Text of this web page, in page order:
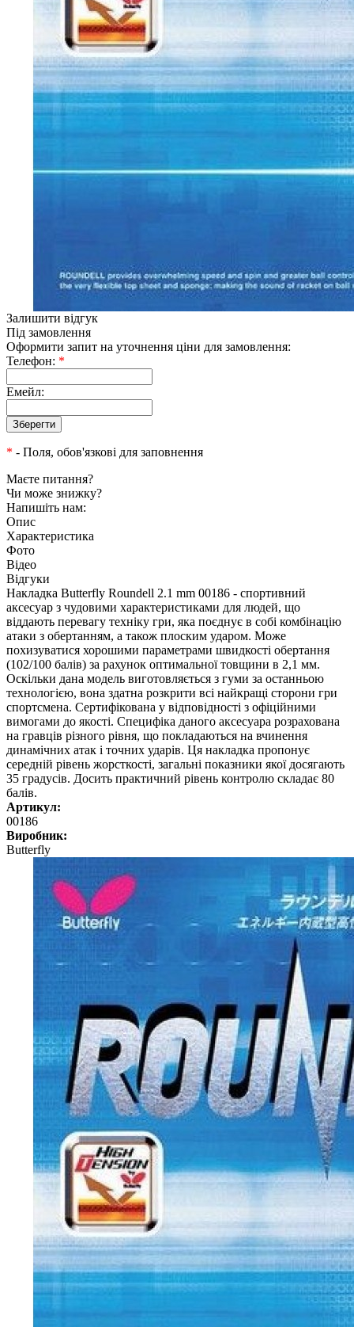
Залишити відгук
Під замовлення
Оформити запит на уточнення ціни для замовлення:
Телефон: *
Емейл:
* - Поля, обов'язкові для заповнення
Маєте питання?
Чи може знижку?
Напишіть нам:
Опис
Характеристика
Фото
Відео
Відгуки
Накладка Butterfly Roundell 2.1 mm 00186 - спортивний
аксесуар з чудовими характеристиками для людей, що
віддають перевагу техніку гри, яка поєднує в собі комбінацію
атаки з обертанням, а також плоским ударом. Може
похизуватися хорошими параметрами швидкості обертання
(102/100 балів) за рахунок оптимальної товщини в 2,1 мм.
Оскільки дана модель виготовляється з гуми за останньою
технологією, вона здатна розкрити всі найкращі сторони гри
спортсмена. Сертифікована у відповідності з офіційними
вимогами до якості. Специфіка даного аксесуара розрахована
на гравців різного рівня, що покладаються на вчинення
динамічних атак і точних ударів. Ця накладка пропонує
середній рівень жорсткості, загальні показники якої досягають
35 градусів. Досить практичний рівень контролю складає 80
балів.
Артикул:
00186
Виробник:
Butterfly